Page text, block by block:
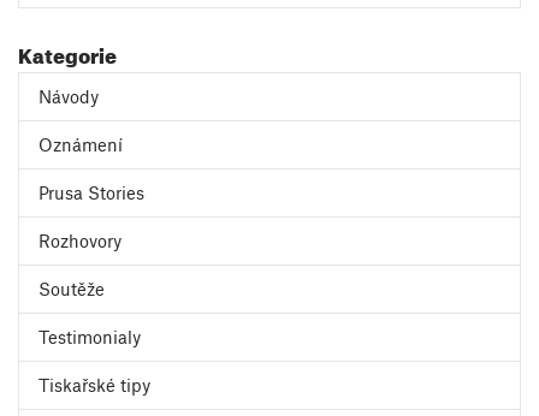
Kategorie
Návody
Oznámení
Prusa Stories
Rozhovory
Soutěže
Testimonialy
Tiskařské tipy